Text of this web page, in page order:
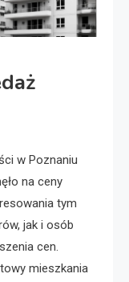
w Poznaniu
na ceny
tym
jak i osób
cen.
mieszkania